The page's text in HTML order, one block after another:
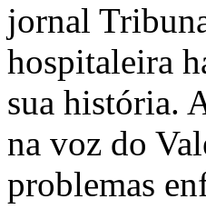
jornal
hospitaleira
sua história.
na voz do
problemas